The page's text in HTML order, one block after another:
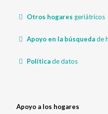
Otros hogares geriátricos
Apoyo en la búsquedade
Políticade datos
Apoyo a los hogares